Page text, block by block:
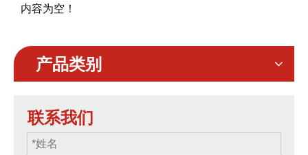
内容为空！
产品类别
联系我们